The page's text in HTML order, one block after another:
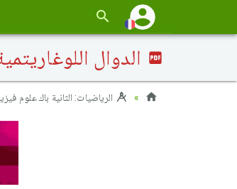
الدوال
الرياضيات: الثانية باك علوم